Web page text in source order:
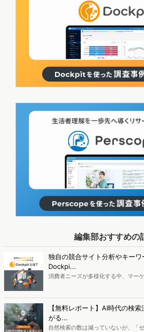
編集部おすすめの
独自の競合サイト分析やキーワ
Dockpi...
消費者ニーズが多様化する中、マー
で、競合分析や消費者分析の重要性
データを活用し、Web上の消費者行
消費者分析が可能です。今回は
や活用方法を解説します。
【無料レポート】AI時代の検
がる...
自然検索の数は減っていないが、「